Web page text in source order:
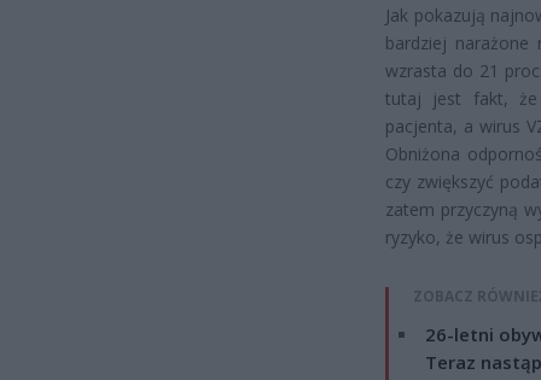
Jak pokazują
bardziej narażone
wzrasta do 21
tutaj jest fakt, że
pacjenta, a wirus
Obniżona
czy zwiększyć
zatem przyczyną
ryzyko, że wirus
ZOBACZ
26-letni
Teraz